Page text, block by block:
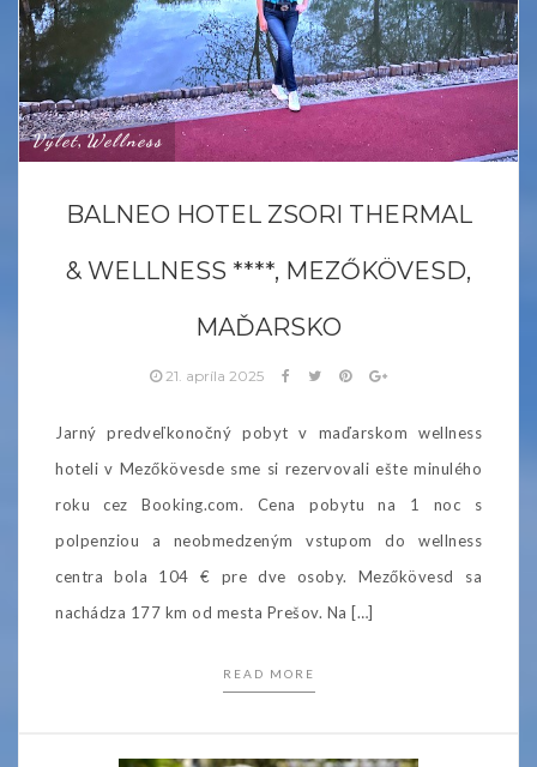
Výlet,Wellness
BALNEO HOTEL ZSORI THERMAL
& WELLNESS ****, MEZŐKÖVESD,
MAĎARSKO
21. apríla 2025
Jarný predveľkonočný pobyt v maďarskom wellness
hoteli v Mezőkövesde sme si rezervovali ešte minulého
roku cez Booking.com. Cena pobytu na 1 noc s
polpenziou a neobmedzeným vstupom do wellness
centra bola 104 € pre dve osoby. Mezőkövesd sa
nachádza 177 km od mesta Prešov. Na […]
READ MORE